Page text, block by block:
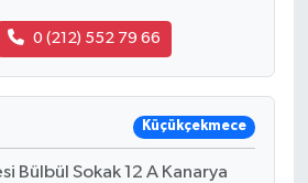
0 (212) 552 79 66
Küçükçekmece
Bülbül Sokak 12 A Kanarya